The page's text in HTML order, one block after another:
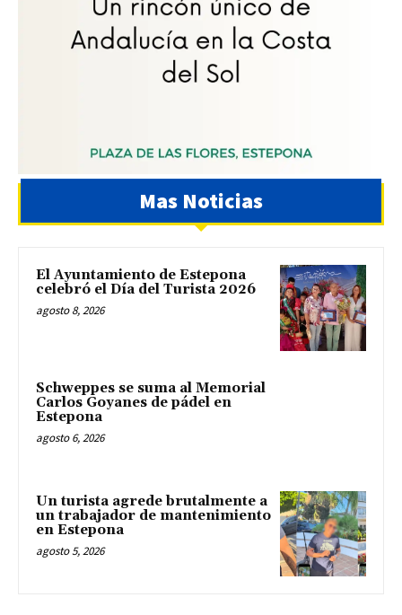
Mas Noticias
El Ayuntamiento de Estepona
celebró el Día del Turista 2026
agosto 8, 2026
Schweppes se suma al Memorial
Carlos Goyanes de pádel en
Estepona
agosto 6, 2026
Un turista agrede brutalmente a
un trabajador de mantenimiento
en Estepona
agosto 5, 2026